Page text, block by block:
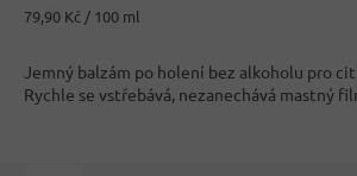
4,3
5
hvězdiček.
Měrná
79,90 Kč / 100 ml
Jemný balzám po holení bez alkoholu pro
Rychle se vstřebává, nezanechává mastný